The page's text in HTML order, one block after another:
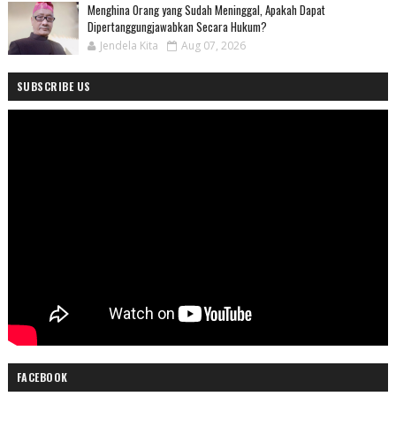
Menghina Orang yang Sudah Meninggal, Apakah Dapat
Dipertanggungjawabkan Secara Hukum?
Jendela Kita Aug 07, 2026
SUBSCRIBE US
FACEBOOK